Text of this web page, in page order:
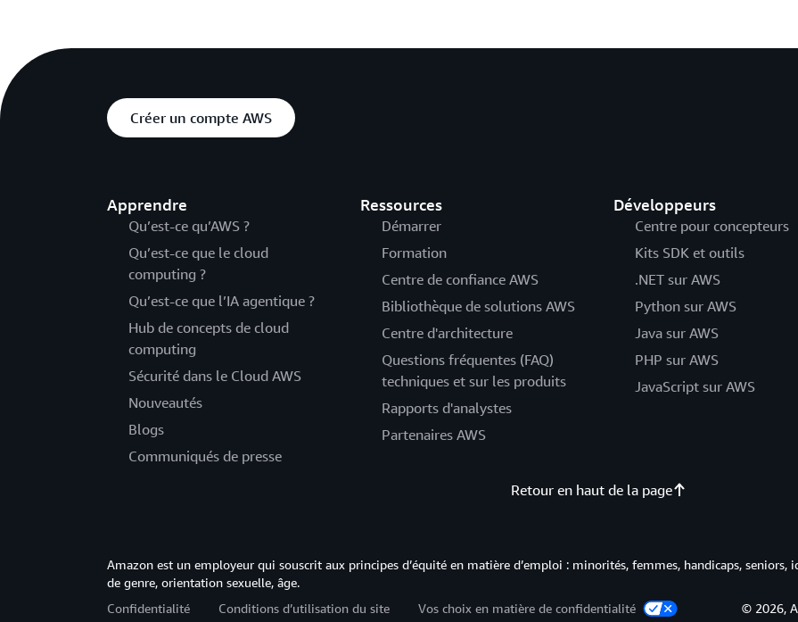
Créer un compte AWS
Apprendre
Qu’est-ce qu’AWS ?
Qu’est-ce que le cloud
computing ?
Qu’est-ce que l’IA agentique ?
Hub de concepts de cloud
computing
Sécurité dans le Cloud AWS
Nouveautés
Blogs
Communiqués de presse
Ressources
Démarrer
Formation
Centre de confiance AWS
Bibliothèque de solutions AWS
Centre d'architecture
Questions fréquentes (FAQ)
techniques et sur les produits
Rapports d'analystes
Partenaires AWS
Développeurs
Centre pour concepteurs
Kits SDK et outils
.NET sur AWS
Python sur AWS
Java sur AWS
PHP sur AWS
JavaScript sur AWS
Retour en haut de la page
Amazon est un employeur qui souscrit aux principes d’équité en matière d’emploi : minorités, femmes, handicaps, seniors,
de genre, orientation sexuelle, âge.
Confidentialité
Conditions d’utilisation du site
Vos choix en matière de confidentialité
© 2026,